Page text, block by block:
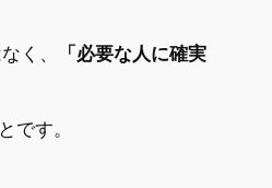
く、
「必要な人に確実
です。